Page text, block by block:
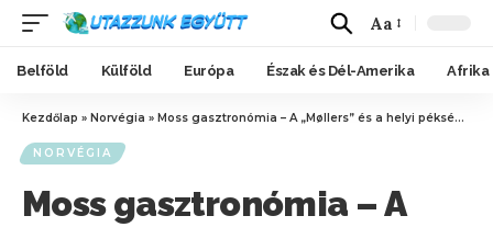
Aa
Belföld Külföld Európa Észak és Dél-Amerika Afrika
Kezdőlap » Norvégia » Moss gasztronómia – A „Møllers” és a helyi pékségek
NORVÉGIA
Moss gasztronómia – A